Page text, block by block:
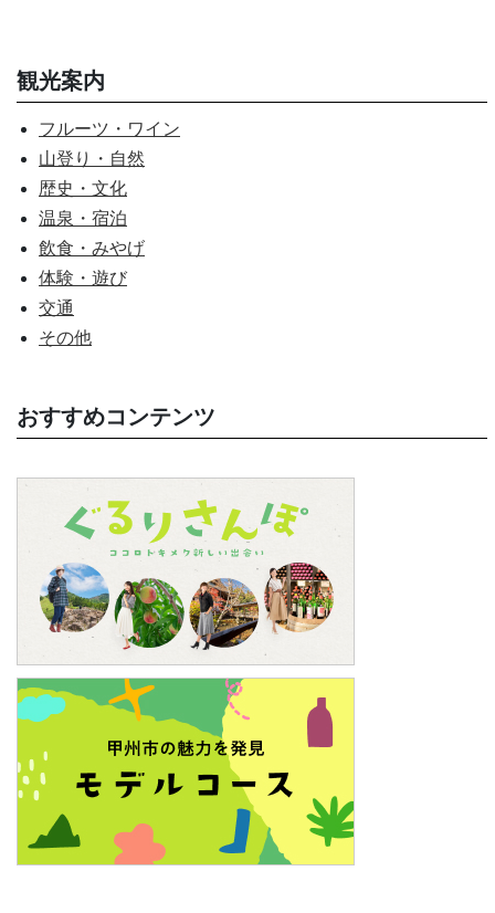
観光案内
フルーツ・ワイン
山登り・自然
歴史・文化
温泉・宿泊
飲食・みやげ
体験・遊び
交通
その他
おすすめコンテンツ